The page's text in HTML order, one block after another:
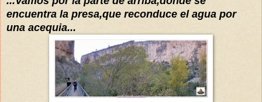
encuentra la presa,que reconduce el agua por
una acequia...